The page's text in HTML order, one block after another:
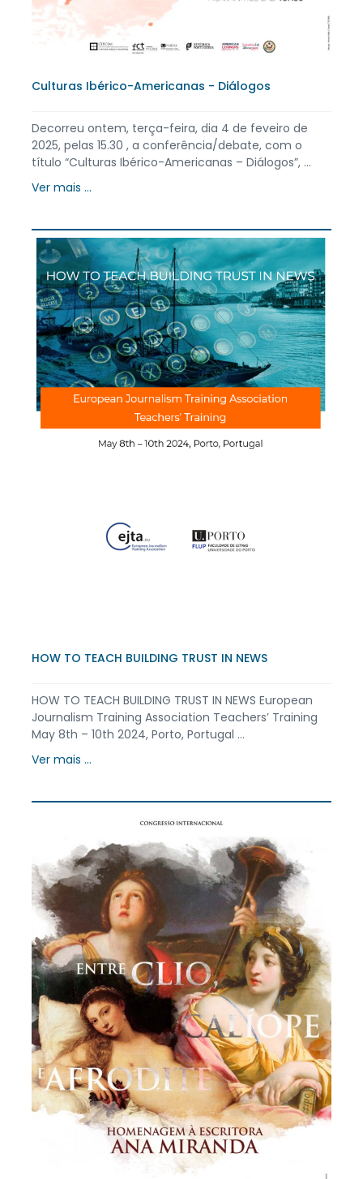
Culturas Ibérico-Americanas - Diálogos
Decorreu ontem, terça-feira, dia 4 de feveiro de
2025, pelas 15.30 , a conferência/debate, com o
título “Culturas Ibérico-Americanas – Diálogos”, ...
Ver mais ...
HOW TO TEACH BUILDING TRUST IN NEWS
HOW TO TEACH BUILDING TRUST IN NEWS European
Journalism Training Association Teachers’ Training
May 8th – 10th 2024, Porto, Portugal ...
Ver mais ...